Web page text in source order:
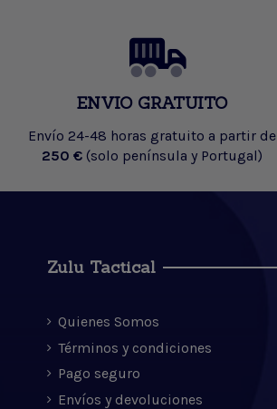
ENVIO GRATUITO
Envío 24-48 horas gratuito a partir de
250 € (solo península y Portugal)
Zulu Tactical
Quienes Somos
Términos y condiciones
Pago seguro
Envíos y devoluciones